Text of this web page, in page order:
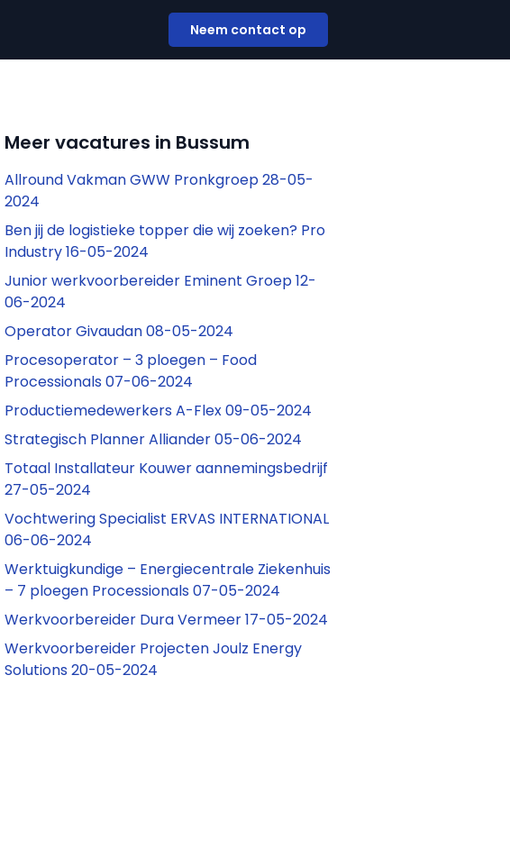
Neem contact op
Meer vacatures in Bussum
Allround Vakman GWW Pronkgroep 28-05-
2024
Ben jij de logistieke topper die wij zoeken? Pro
Industry 16-05-2024
Junior werkvoorbereider Eminent Groep 12-
06-2024
Operator Givaudan 08-05-2024
Procesoperator – 3 ploegen – Food
Processionals 07-06-2024
Productiemedewerkers A-Flex 09-05-2024
Strategisch Planner Alliander 05-06-2024
Totaal Installateur Kouwer aannemingsbedrijf
27-05-2024
Vochtwering Specialist ERVAS INTERNATIONAL
06-06-2024
Werktuigkundige – Energiecentrale Ziekenhuis
– 7 ploegen Processionals 07-05-2024
Werkvoorbereider Dura Vermeer 17-05-2024
Werkvoorbereider Projecten Joulz Energy
Solutions 20-05-2024